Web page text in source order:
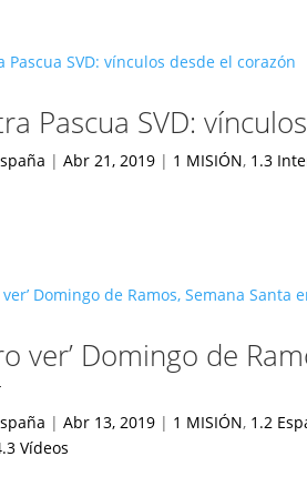
Pascua SVD:
|Abr 21, 2019 | 1 MISIÓN, 1.3
ver’ Domingo de
|Abr 13, 2019 | 1 MISIÓN, 1.2
Vídeos